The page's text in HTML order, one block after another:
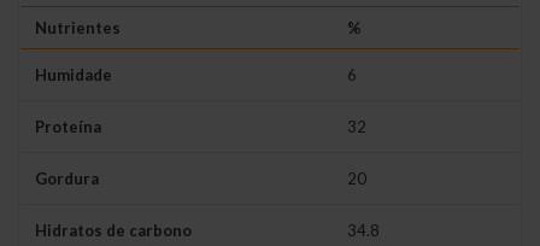
Nutrientes %
Humidade 6
Proteína 32
Gordura 20
Hidratos de carbono 34.8